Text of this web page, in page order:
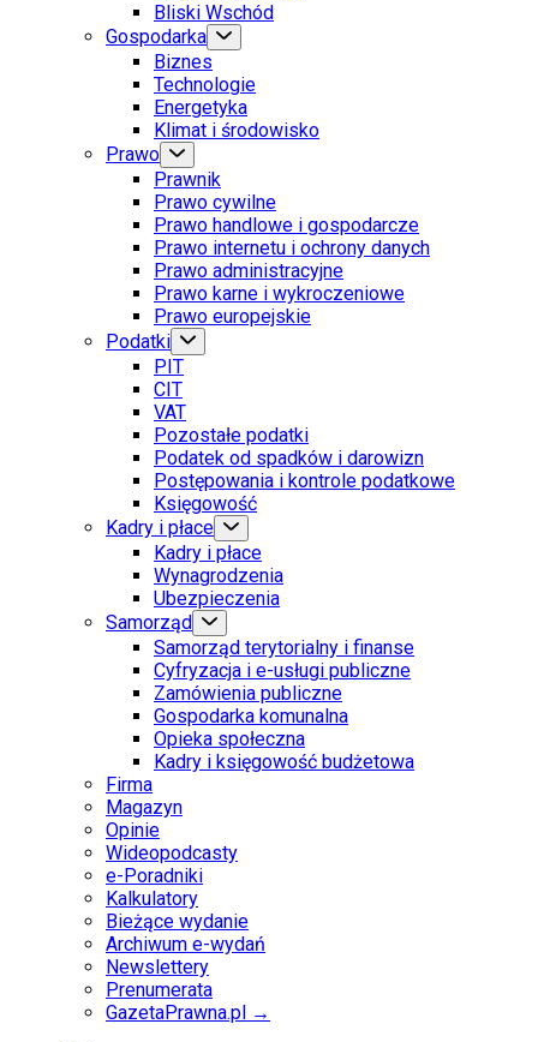
Bliski Wschód
Gospodarka
Biznes
Technologie
Energetyka
Klimat i środowisko
Prawo
Prawnik
Prawo cywilne
Prawo handlowe i gospodarcze
Prawo internetu i ochrony danych
Prawo administracyjne
Prawo karne i wykroczeniowe
Prawo europejskie
Podatki
PIT
CIT
VAT
Pozostałe podatki
Podatek od spadków i darowizn
Postępowania i kontrole podatkowe
Księgowość
Kadry i płace
Kadry i płace
Wynagrodzenia
Ubezpieczenia
Samorząd
Samorząd terytorialny i finanse
Cyfryzacja i e-usługi publiczne
Zamówienia publiczne
Gospodarka komunalna
Opieka społeczna
Kadry i księgowość budżetowa
Firma
Magazyn
Opinie
Wideopodcasty
e-Poradniki
Kalkulatory
Bieżące wydanie
Archiwum e-wydań
Newslettery
Prenumerata
GazetaPrawna.pl →